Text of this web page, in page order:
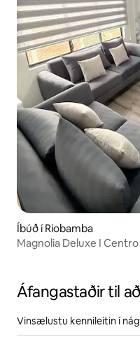
Íbúð í Riobamba
Magnolia Deluxe I
Áfangastaðir til
Vinsælustu kennileitin í